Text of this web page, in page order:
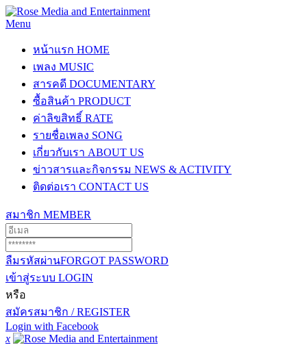
Menu
หน้าแรก HOME
เพลง MUSIC
สารคดี DOCUMENTARY
ซื้อสินค้า PRODUCT
ค่าลิขสิทธิ์ RATE
รายชื่อเพลง SONG
เกี่ยวกับเรา ABOUT US
ข่าวสารและกิจกรรม NEWS & ACTIVITY
ติดต่อเรา CONTACT US
สมาชิก MEMBER
ลืมรหัสผ่านFORGOT PASSWORD
เข้าสู่ระบบ LOGIN
หรือ
สมัครสมาชิก / REGISTER
Login with Facebook
x